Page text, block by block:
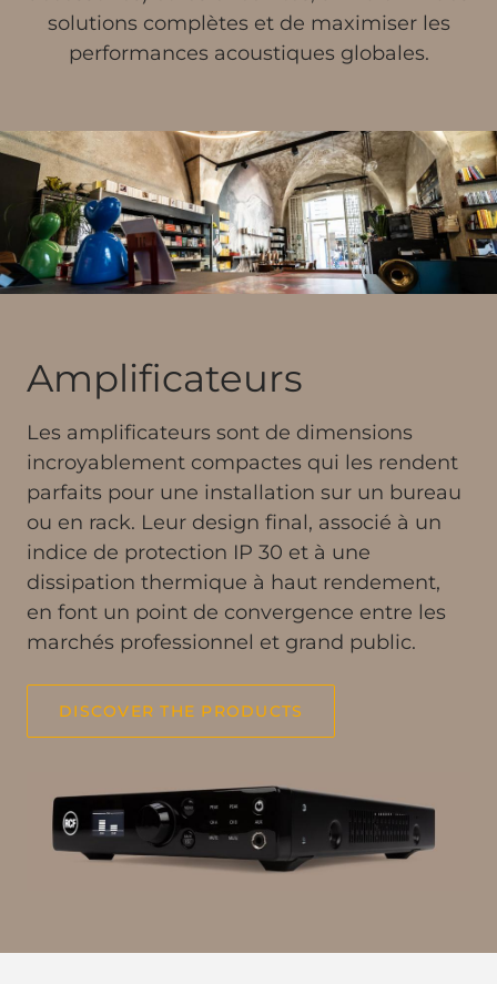
solutions complètes et de maximiser les
performances acoustiques globales.
Amplificateurs
Les amplificateurs sont de dimensions
incroyablement compactes qui les rendent
parfaits pour une installation sur un bureau
ou en rack. Leur design final, associé à un
indice de protection IP 30 et à une
dissipation thermique à haut rendement,
en font un point de convergence entre les
marchés professionnel et grand public.
DISCOVER THE PRODUCTS